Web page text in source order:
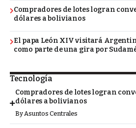
Compradores de lotes logran
dólares a bolivianos
El papa León XIV visitará
como parte de una gira por
Tecnología
Compradores de lotes logran
dólares a bolivianos
By Asuntos Centrales